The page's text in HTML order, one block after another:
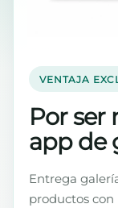
VENTAJA
Por ser
app de
Entrega
productos